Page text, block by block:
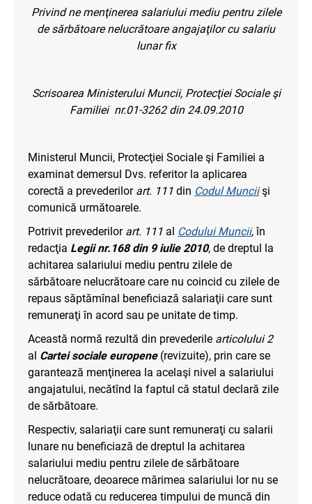
Privind ne menţinerea salariului mediu pentru zilele
de sărbătoare nelucrătoare angajaţilor cu salariu
lunar fix
Scrisoarea Ministerului Muncii, Protecţiei Sociale şi
Familiei nr.01-3262 din 24.09.2010
Ministerul Muncii, Protecţiei Sociale şi Familiei a
examinat demersul Dvs. referitor la aplicarea
corectă a prevederilor art. 111 din Codul Munciişi
comunică următoarele.
Potrivit prevederilor art. 111 al Codului Muncii, în
redacţia Legii nr.168 din 9 iulie 2010, de dreptul la
achitarea salariului mediu pentru zilele de
sărbătoare nelucrătoare care nu coincid cu zilele de
repaus săptămînal beneficiază salariaţii care sunt
remuneraţi în acord sau pe unitate de timp.
Această normă rezultă din prevederile articolului 2
al Cartei sociale europene(revizuite), prin care se
garantează menţinerea la acelaşi nivel a salariului
angajatului, necătînd la faptul că statul declară zile
de sărbătoare.
Respectiv, salariaţii care sunt remuneraţi cu salarii
lunare nu beneficiază de dreptul la achitarea
salariului mediu pentru zilele de sărbătoare
nelucrătoare, deoarece mărimea salariului lor nu se
reduce odată cu reducerea timpului de muncă din